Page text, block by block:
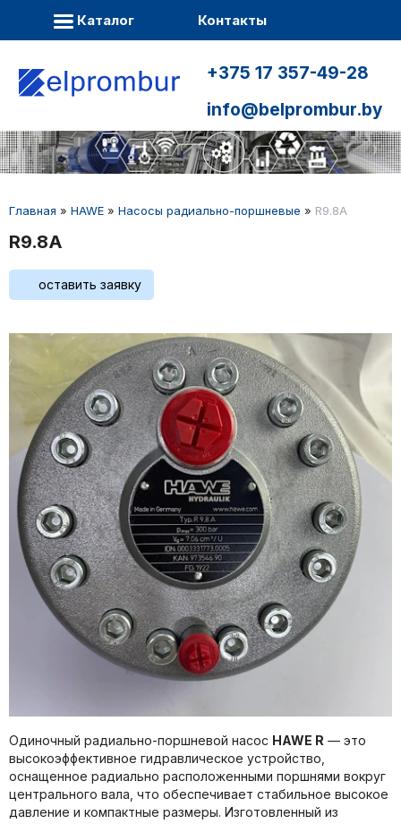
Каталог Контакты
+375 17 357-49-28
info@belprombur.by
Главная » HAWE » Насосы радиально-поршневые » R9.8A
R9.8A
оставить заявку
Одиночный радиально-поршневой насос HAWE R — это
высокоэффективное гидравлическое устройство,
оснащенное радиально расположенными поршнями вокруг
центрального вала, что обеспечивает стабильное высокое
давление и компактные размеры. Изготовленный из